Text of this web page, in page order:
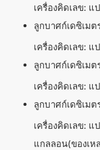
เครื่องคิดเลข: แ
ลูกบาศก์เดซิเม
เครื่องคิดเลข:
ลูกบาศก์เดซิเม
เครื่องคิดเลข: แ
ลูกบาศก์เดซิเม
เครื่องคิดเลข: แ
แกลลอน(ของเห